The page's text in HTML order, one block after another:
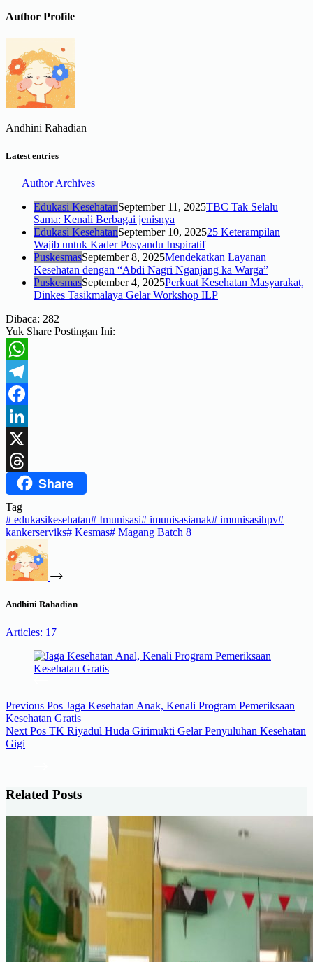
Author Profile
Andhini Rahadian
Latest entries
Author Archives
Edukasi KesehatanSeptember 11, 2025TBC Tak Selalu
Sama: Kenali Berbagai jenisnya
Edukasi KesehatanSeptember 10, 202525 Keterampilan
Wajib untuk Kader Posyandu Inspiratif
PuskesmasSeptember 8, 2025Mendekatkan Layanan
Kesehatan dengan “Abdi Nagri Nganjang ka Warga”
PuskesmasSeptember 4, 2025Perkuat Kesehatan Masyarakat,
Dinkes Tasikmalaya Gelar Workshop ILP
Dibaca: 282
Yuk Share Postingan Ini:
WhatsApp
Telegram
Facebook
LinkedIn
X
ThreadsShare
Tag
# edukasikesehatan# Imunisasi# imunisasianak# imunisasihpv#
kankerserviks# Kesmas# Magang Batch 8
Andhini Rahadian
Articles: 17
Previous Pos Jaga Kesehatan Anak, Kenali Program Pemeriksaan
Kesehatan Gratis
Next Pos TK Riyadul Huda Girimukti Gelar Penyuluhan Kesehatan
Gigi
Related Posts